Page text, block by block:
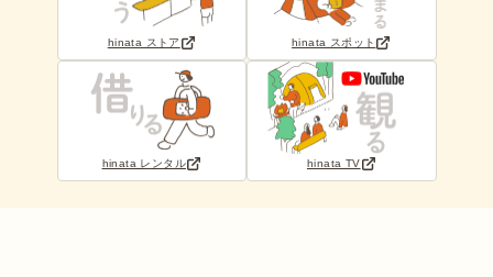
hinata ストア hinata スポット
hinata レンタル hinata TV